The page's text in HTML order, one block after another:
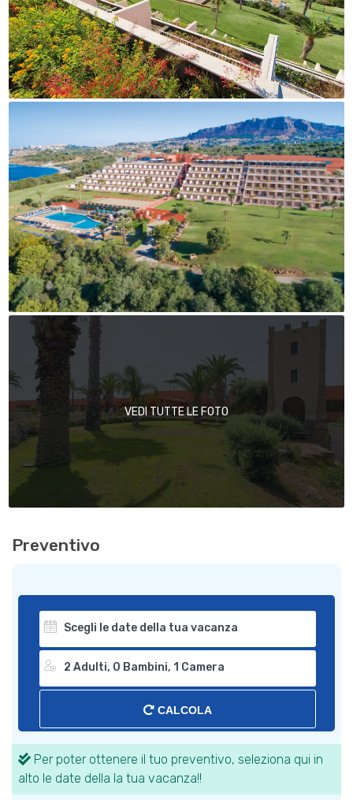
VEDI TUTTE LE FOTO
Preventivo
CALCOLA
Per poter ottenere il tuo preventivo, seleziona qui in
alto le date della la tua vacanza!!